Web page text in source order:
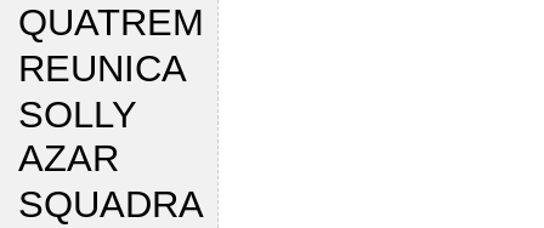
QUATREM
REUNICA
SOLLY
AZAR
SQUADRA